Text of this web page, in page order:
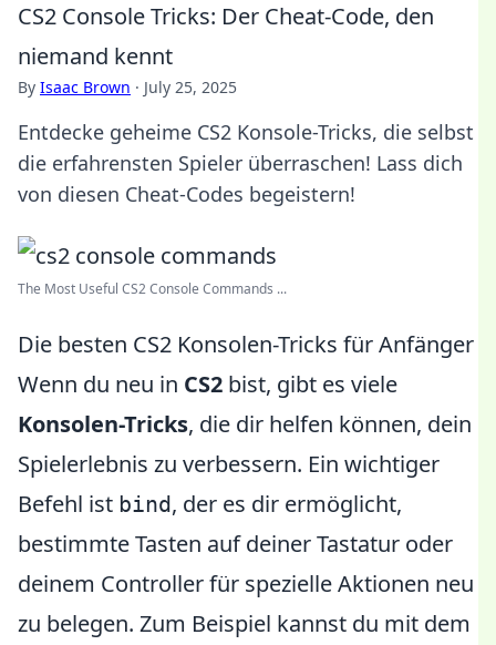
CS2 Console Tricks: Der Cheat-Code, den
niemand kennt
By Isaac Brown · July 25, 2025
Entdecke geheime CS2 Konsole-Tricks, die selbst
die erfahrensten Spieler überraschen! Lass dich
von diesen Cheat-Codes begeistern!
The Most Useful CS2 Console Commands ...
Die besten CS2 Konsolen-Tricks für Anfänger
Wenn du neu in CS2 bist, gibt es viele
Konsolen-Tricks, die dir helfen können, dein
Spielerlebnis zu verbessern. Ein wichtiger
Befehl ist bind, der es dir ermöglicht,
bestimmte Tasten auf deiner Tastatur oder
deinem Controller für spezielle Aktionen neu
zu belegen. Zum Beispiel kannst du mit dem